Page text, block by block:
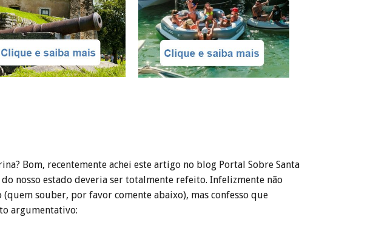
Bom, recentemente achei este artigo no blog Portal Sobre Santa
nosso estado deveria ser totalmente refeito. Infelizmente não
souber, por favor comente abaixo), mas confesso que
argumentativo: